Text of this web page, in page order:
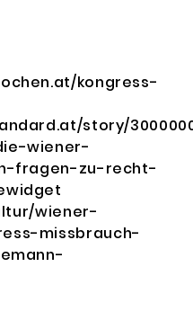
kongress-
story/
wiener-
fragen-zu-recht-
wiener-
missbrauch-